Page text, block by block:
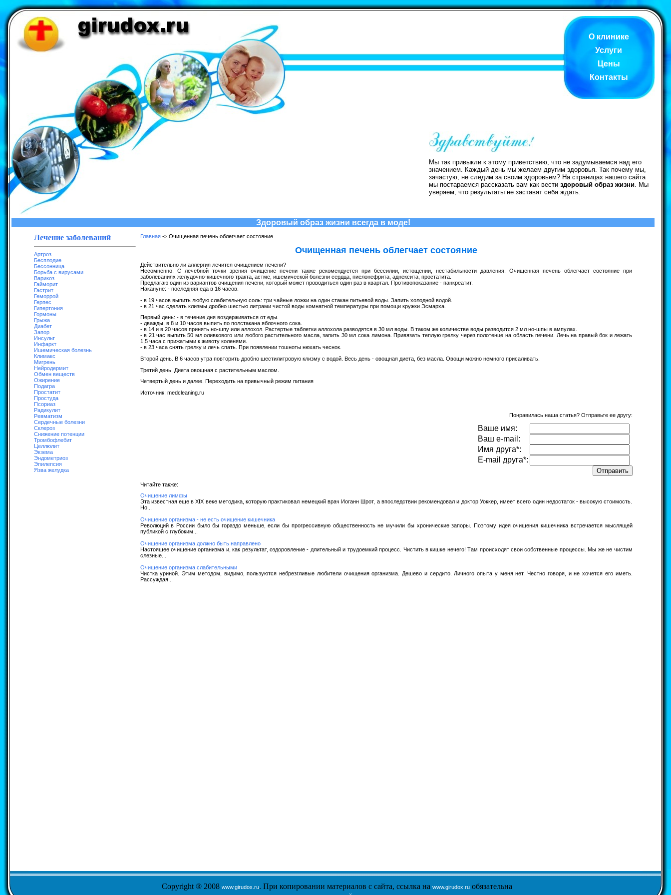
О клинике
Услуги
Цены
Контакты
Мы так привыкли к этому приветствию, что не задумываемся над его
значением. Каждый день мы желаем другим здоровья. Так почему мы,
зачастую, не следим за своим здоровьем? На страницах нашего сайта
мы постараемся рассказать вам как вести здоровый образ жизни. Мы
уверяем, что результаты не заставят себя ждать.
Здоровый образ жизни всегда в моде!
Лечение заболеваний
Артроз
Бесплодие
Бессонница
Борьба с вирусами
Варикоз
Гайморит
Гастрит
Геморрой
Герпес
Гипертония
Гормоны
Грыжа
Диабет
Запор
Инсульт
Инфаркт
Ишемическая болезнь
Климакс
Мигрень
Нейродермит
Обмен веществ
Ожирение
Подагра
Простатит
Простуда
Псориаз
Радикулит
Ревматизм
Сердечные болезни
Склероз
Снижение потенции
Тромбофлебит
Целлюлит
Экзема
Эндометриоз
Эпилепсия
Язва желудка
Главная-> Очищенная печень облегчает состояние
Очищенная печень облегчает состояние
Действительно ли аллергия лечится очищением печени?
Несомненно. С лечебной точки зрения очищение печени также рекомендуется при бессилии, истощении, нестабильности давления. Очищенная печень облегчает состояние при
заболеваниях желудочно-кишечного тракта, астме, ишемической болезни сердца, пиелонефрита, аднексита, простатита.
Предлагаю один из вариантов очищения печени, который может проводиться один раз в квартал. Противопоказание - панкреатит.
Накануне: - последняя еда в 16 часов.
- в 19 часов выпить любую слабительную соль: три чайные ложки на один стакан питьевой воды. Запить холодной водой.
- в 21 час сделать клизмы дробно шестью литрами чистой воды комнатной температуры при помощи кружки Эсмарха.
Первый день: - в течение дня воздерживаться от еды.
- дважды, в 8 и 10 часов выпить по полстакана яблочного сока.
- в 14 и в 20 часов принять но-шпу или аллохол. Растертые таблетки аллохола разводятся в 30 мл воды. В таком же количестве воды разводится 2 мл но-шпы в ампулах.
- в 21 час выпить 50 мл оливкового или любого растительного масла, запить 30 мл сока лимона. Привязать теплую грелку через полотенце на область печени. Лечь на правый бок и лежать
1,5 часа с прижатыми к животу коленями.
- в 23 часа снять грелку и лечь спать. При появлении тошноты нюхать чеснок.
Второй день. В 6 часов утра повторить дробно шестилитровую клизму с водой. Весь день - овощная диета, без масла. Овощи можно немного присаливать.
Третий день. Диета овощная с растительным маслом.
Четвертый день и далее. Переходить на привычный режим питания
Источник: medcleaning.ru
Понравилась наша статья? Отправьте ее другу:
Ваше имя:
Ваш e-mail:
Имя друга*:
E-mail друга*:
Читайте также:
Очищение лимфы
Эта известная еще в XIX веке методика, которую практиковал немецкий врач Иоганн Шрот, а впоследствии рекомендовал и доктор Уоккер, имеет всего один недостаток - высокую стоимость.
Но...
Очищение организма - не есть очищение кишечника
Революций в России было бы гораздо меньше, если бы прогрессивную общественность не мучили бы хронические запоры. Поэтому идея очищения кишечника встречается мыслящей
публикой с глубоким...
Очищение организма должно быть направлено
Настоящее очищение организма и, как результат, оздоровление - длительный и трудоемкий процесс. Чистить в кишке нечего! Там происходят свои собственные процессы. Мы же не чистим
слезные...
Очищение организма слабительными
Чистка уриной. Этим методом, видимо, пользуются небрезгливые любители очищения организма. Дешево и сердито. Личного опыта у меня нет. Честно говоря, и не хочется его иметь.
Рассуждая...
Copyright ® 2008 www.girudox.ru. При копировании материалов с сайта, ссылка на www.girudox.ruобязательна